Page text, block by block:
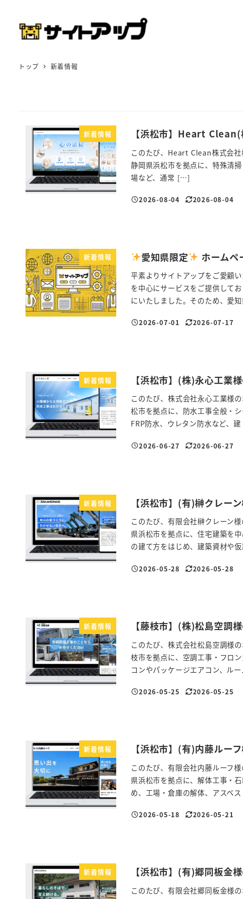
トップ 新着情報
新着情報 【浜松市】Heart Clean(
このたび、Heart Clean株式会
静岡県浜松市を拠点に、特殊清
場など、通常 […]
投稿日
2026-08-04
更新日
2026-08-04
新着情報 愛知県限定 ホームペ
平素よりサイトアップをご愛顧
を中心にサービスをご提供して
にいたしました。そのため、愛
投稿日
2026-07-01
更新日
2026-07-17
新着情報 【浜松市】(株)永心工業
このたび、株式会社永心工業様
松市を拠点に、防水工事全般・
FRP防水、ウレタン防水など、
投稿日
2026-06-27
更新日
2026-06-27
新着情報 【浜松市】(有)榊クレー
このたび、有限会社榊クレーン
県浜松市を拠点に、住宅建築を
の建て方をはじめ、建築資材や
投稿日
2026-05-28
更新日
2026-05-28
新着情報 【藤枝市】(株)松島空調
このたび、株式会社松島空調様
枝市を拠点に、空調工事・フロ
コンやパッケージエアコン、ル
投稿日
2026-05-25
更新日
2026-05-25
新着情報 【浜松市】(有)内藤ルー
このたび、有限会社内藤ルーフ
県浜松市を拠点に、解体工事・
め、工場・倉庫の解体、アスベ
投稿日
2026-05-18
更新日
2026-05-21
新着情報 【浜松市】(有)郷同板金
このたび、有限会社郷同板金様